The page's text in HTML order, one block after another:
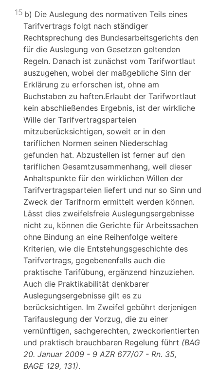
15 b) Die Auslegung des normativen Teils eines
Tarifvertrags folgt nach ständiger
Rechtsprechung des Bundesarbeitsgerichts den
für die Auslegung von Gesetzen geltenden
Regeln. Danach ist zunächst vom Tarifwortlaut
auszugehen, wobei der maßgebliche Sinn der
Erklärung zu erforschen ist, ohne am
Buchstaben zu haften.Erlaubt der Tarifwortlaut
kein abschließendes Ergebnis, ist der wirkliche
Wille der Tarifvertragsparteien
mitzuberücksichtigen, soweit er in den
tariflichen Normen seinen Niederschlag
gefunden hat. Abzustellen ist ferner auf den
tariflichen Gesamtzusammenhang, weil dieser
Anhaltspunkte für den wirklichen Willen der
Tarifvertragsparteien liefert und nur so Sinn und
Zweck der Tarifnorm ermittelt werden können.
Lässt dies zweifelsfreie Auslegungsergebnisse
nicht zu, können die Gerichte für Arbeitssachen
ohne Bindung an eine Reihenfolge weitere
Kriterien, wie die Entstehungsgeschichte des
Tarifvertrags, gegebenenfalls auch die
praktische Tarifübung, ergänzend hinzuziehen.
Auch die Praktikabilität denkbarer
Auslegungsergebnisse gilt es zu
berücksichtigen. Im Zweifel gebührt derjenigen
Tarifauslegung der Vorzug, die zu einer
vernünftigen, sachgerechten, zweckorientierten
und praktisch brauchbaren Regelung führt (BAG
20. Januar 2009 - 9 AZR 677/07 - Rn. 35,
BAGE 129, 131).